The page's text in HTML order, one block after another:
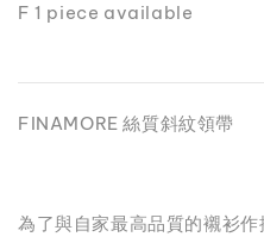
F 1 piece available
FINAMORE 絲質斜紋領帶
為了與自家最高品質的襯衫